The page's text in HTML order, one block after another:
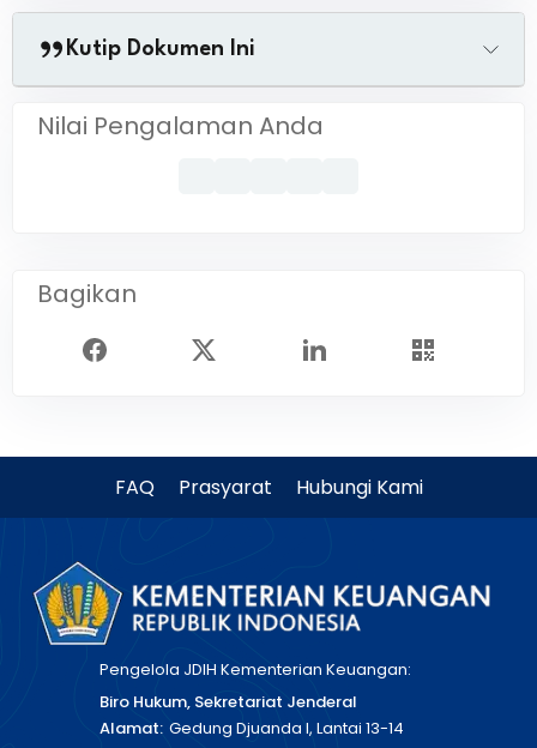
Kutip Dokumen Ini
Nilai Pengalaman Anda
Bagikan
FAQ Prasyarat Hubungi Kami
Pengelola JDIH Kementerian Keuangan:
Biro Hukum, Sekretariat Jenderal
Alamat: Gedung Djuanda I, Lantai 13-14